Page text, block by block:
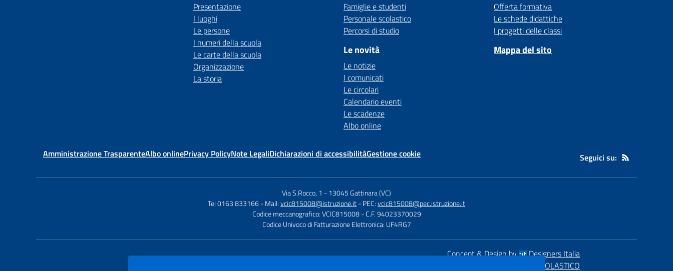
Presentazione
I luoghi
Le persone
I numeri della scuola
Le carte della scuola
Organizzazione
La storia
Famiglie e studenti
Personale scolastico
Percorsi di studio
Le novità
Le notizie
I comunicati
Le circolari
Calendario eventi
Le scadenze
Albo online
Offerta formativa
Le schede didattiche
I progetti delle classi
Mappa del sito
Amministrazione TrasparenteAlbo onlinePrivacy PolicyNote LegaliDichiarazioni di accessibilitàGestione cookie Seguici su:
Via S.Rocco, 1 -13045 Gattinara (VC)
Tel 0163 833166- Mail:vcic815008@istruzione.it- PEC:vcic815008@pec.istruzione.it
Codice meccanografico: VCIC815008 - C.F. 94023370029
Codice Univoco di Fatturazione Elettronica: UF4RG7
Concept & Design by
Designers Italia
SCUOLASTICO